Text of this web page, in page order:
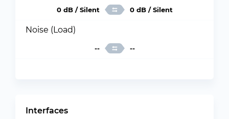
0 dB / Silent 0 dB / Silent
Noise (Load)
-- --
Interfaces